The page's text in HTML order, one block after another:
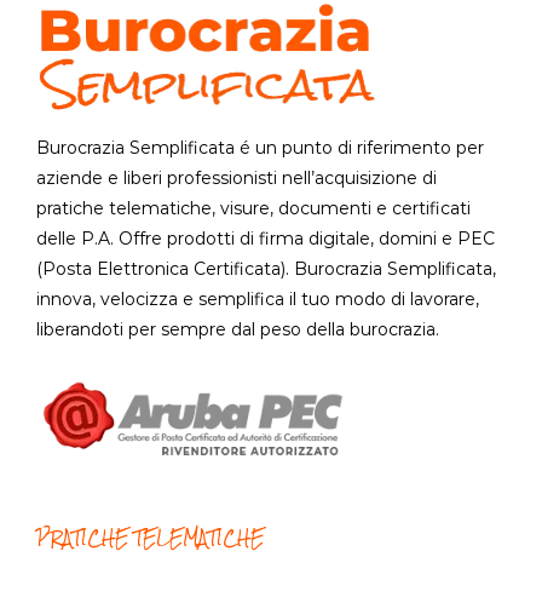
Burocrazia Semplificata é un punto di riferimento per
aziende e liberi professionisti nell’acquisizione di
pratiche telematiche, visure, documenti e certificati
delle P.A. Offre prodotti di firma digitale, domini e PEC
(Posta Elettronica Certificata). Burocrazia Semplificata,
innova, velocizza e semplifica il tuo modo di lavorare,
liberandoti per sempre dal peso della burocrazia.
PRATICHE TELEMATICHE